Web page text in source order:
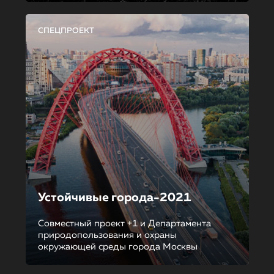
СПЕЦПРОЕКТ
Устойчивые города-2021
Совместный проект +1 и Департамента
природопользования и охраны
окружающей среды города Москвы